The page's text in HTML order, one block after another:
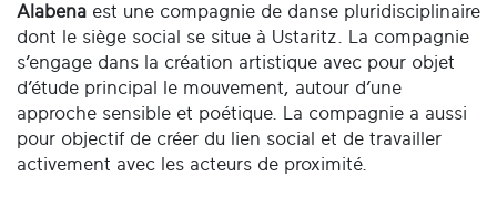
Alabena est une compagnie de danse pluridisciplinaire
dont le siège social se situe à Ustaritz. La compagnie
s’engage dans la création artistique avec pour objet
d’étude principal le mouvement, autour d’une
approche sensible et poétique. La compagnie a aussi
pour objectif de créer du lien social et de travailler
activement avec les acteurs de proximité.